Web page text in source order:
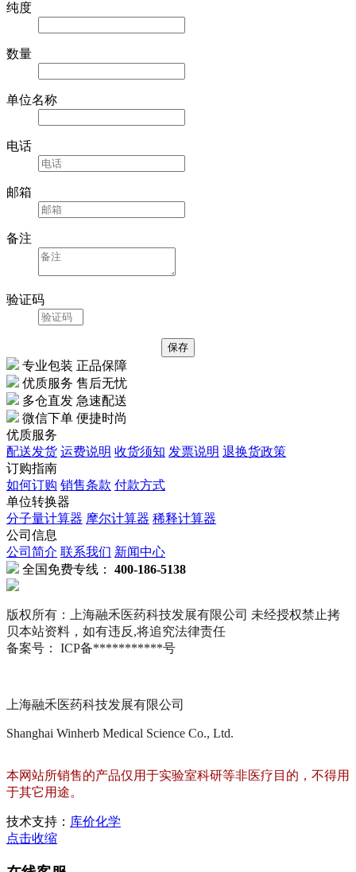
纯度
数量
单位名称
电话
邮箱
备注
验证码
专业包装 正品保障
优质服务 售后无忧
多仓直发 急速配送
微信下单 便捷时尚
优质服务
配送发货 运费说明 收货须知 发票说明 退换货政策
订购指南
如何订购 销售条款 付款方式
单位转换器
分子量计算器 摩尔计算器 稀释计算器
公司信息
公司简介 联系我们 新闻中心
全国免费专线： 400-186-5138
版权所有：上海融禾医药科技发展有限公司 未经授权禁止拷
贝本站资料，如有违反,将追究法律责任
备案号： ICP备***********号
上海融禾医药科技发展有限公司
Shanghai Winherb Medical Science Co., Ltd.
本网站所销售的产品仅用于实验室科研等非医疗目的，不得用
于其它用途。
技术支持： 库价化学
点击收缩